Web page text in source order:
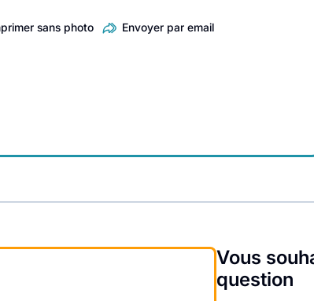
sans photo Envoyer par email
Vous
question